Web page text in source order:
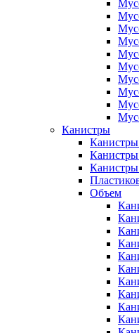
Канистры
Канистры
Объем